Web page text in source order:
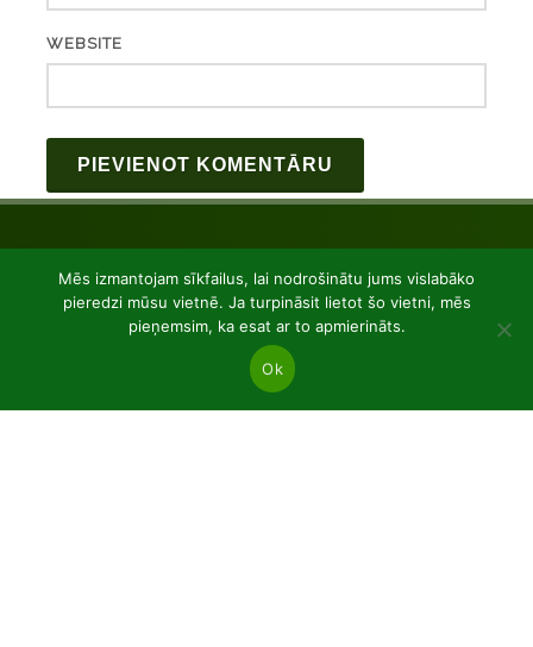
WEBSITE
Mēs izmantojam sīkfailus, lai nodrošinātu jums vislabāko
pieredzi mūsu vietnē. Ja turpināsit lietot šo vietni, mēs
pieņemsim, ka esat ar to apmierināts.
Ok